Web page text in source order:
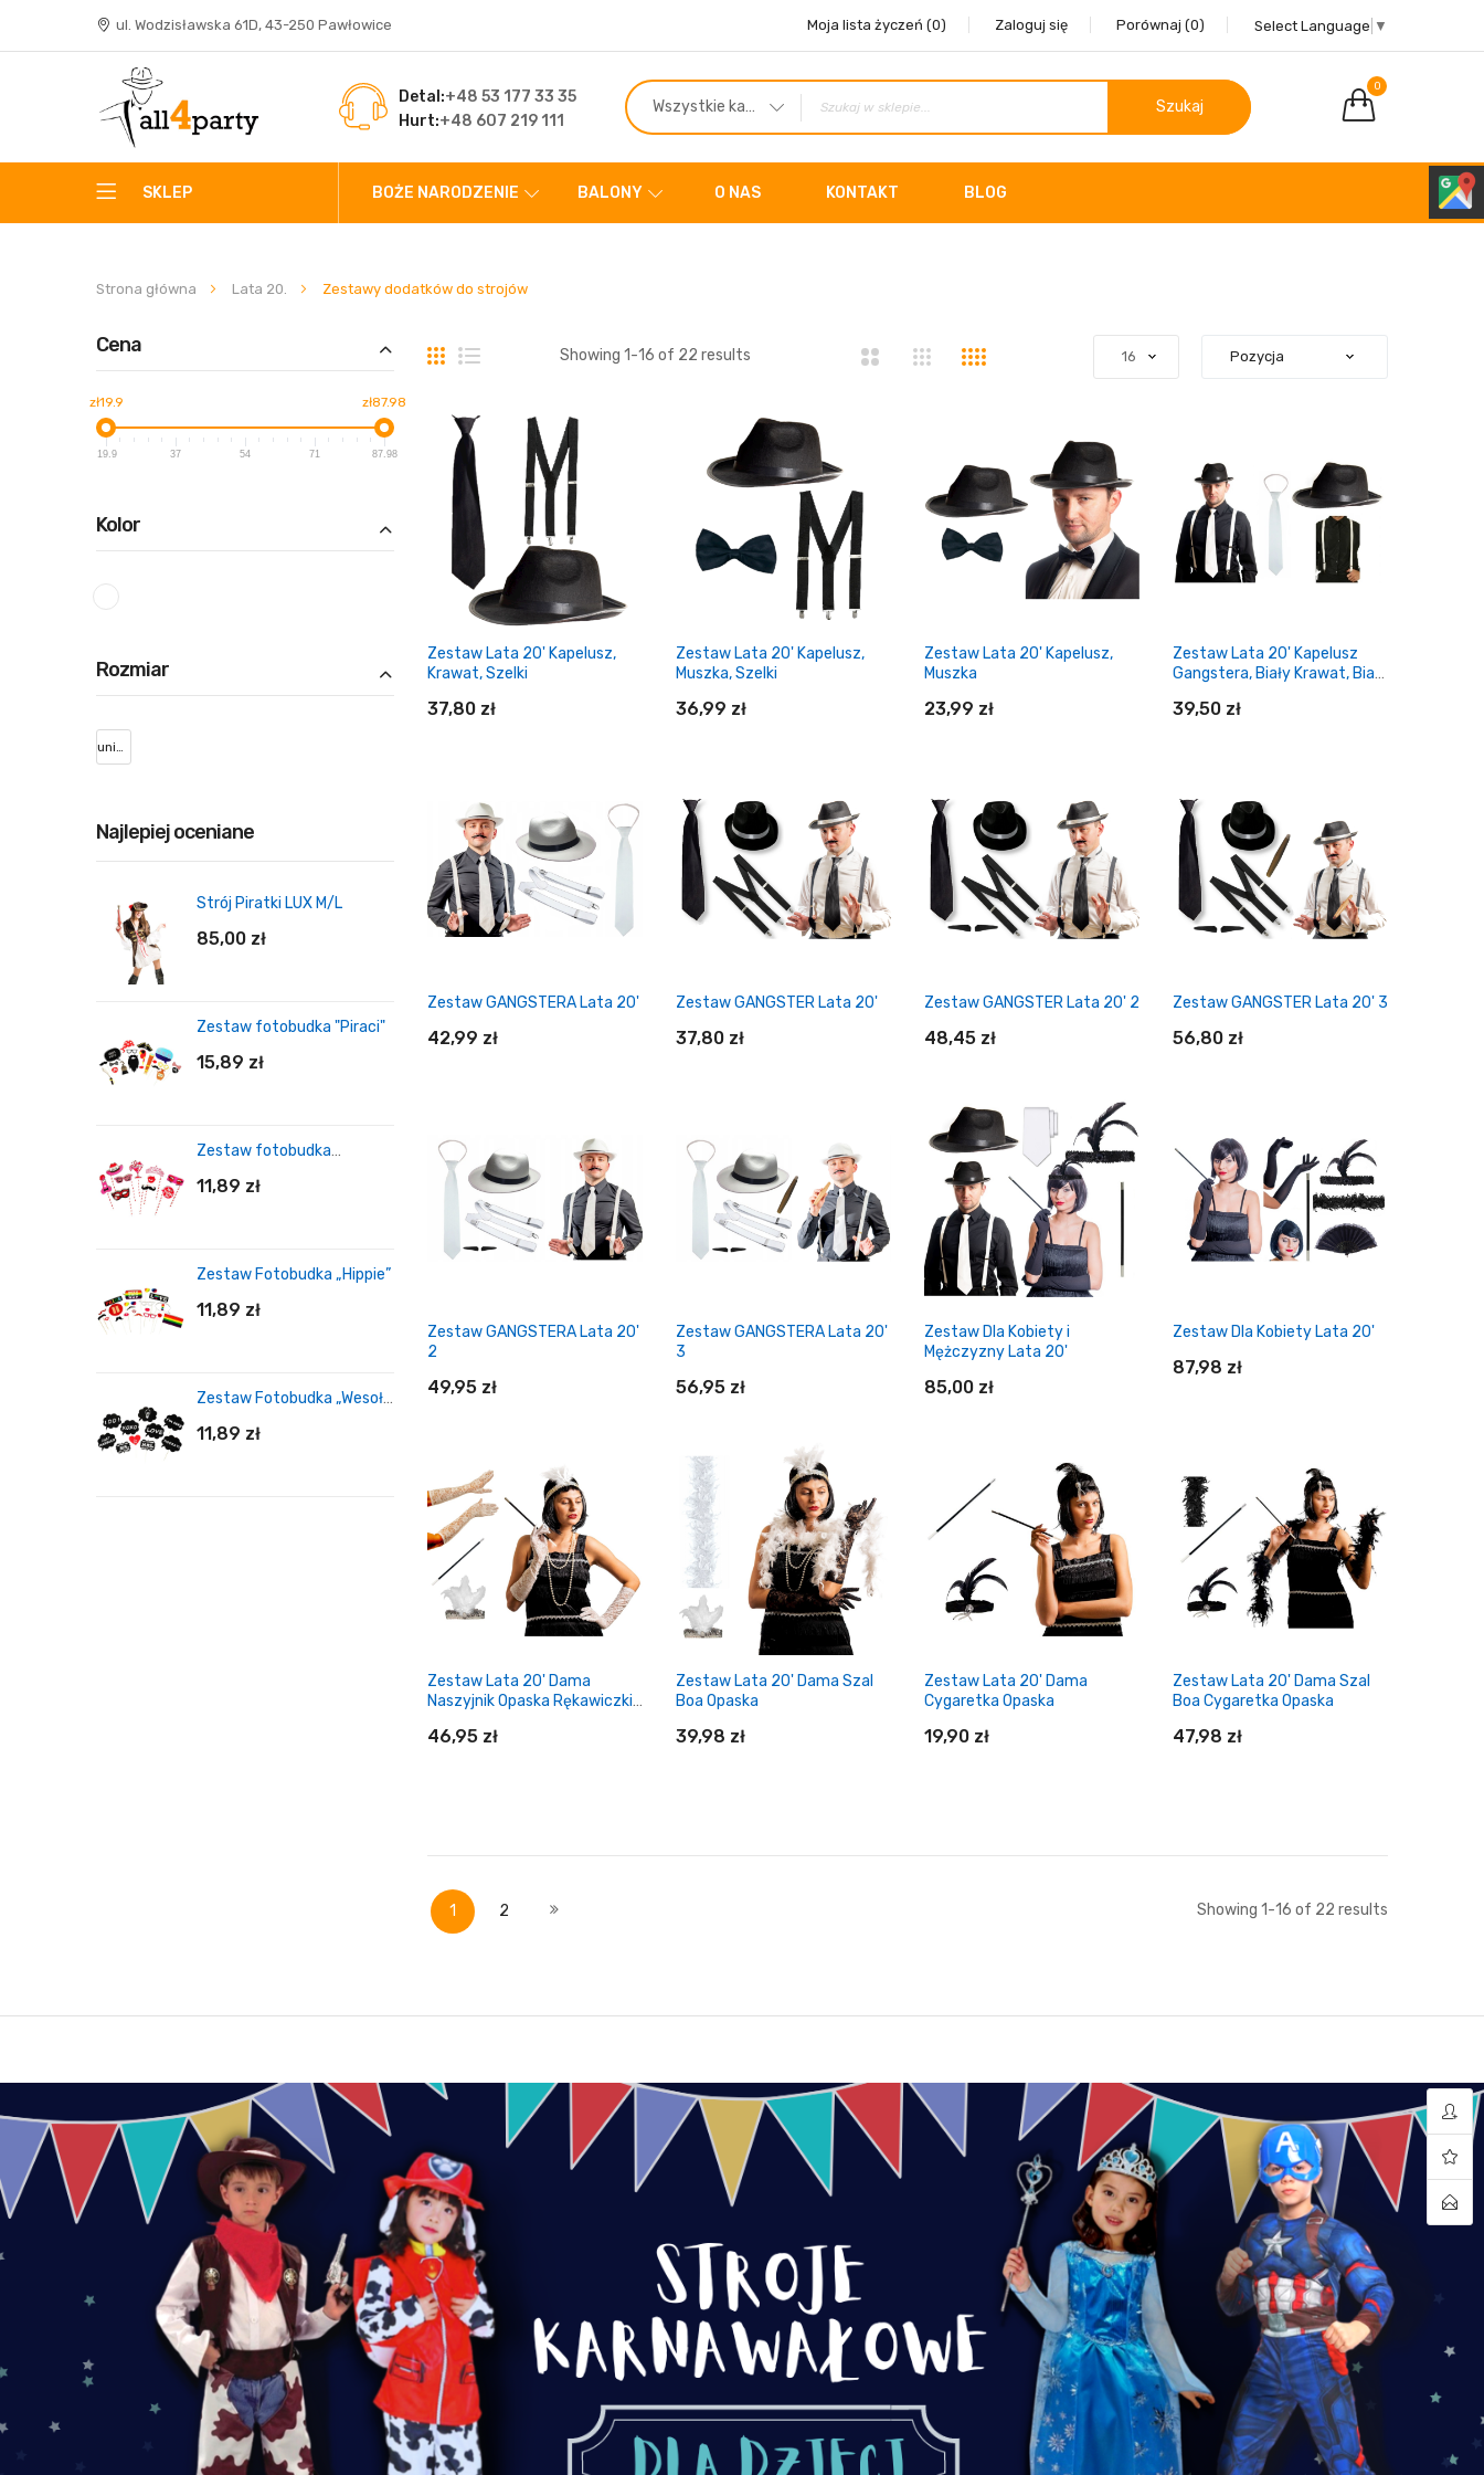
ul. Wodzisławska 61D, 43-250 Pawłowice Moja lista życzeń (0) Zaloguj się Porównaj (0) Select Language ▼
0
Wszystkie kategorie Szukaj
Detal:+48 53 177 33 35
Hurt:+48 607 219 111
SKLEP BOŻE NARODZENIE BALONY O NAS KONTAKT BLOG
Strona główna Lata 20. Zestawy dodatków do strojów
Cena
zł19.9 zł87.98
19.9 37 54 71 87.98
Kolor
Rozmiar
uniwersalny
Najlepiej oceniane
Strój Piratki LUX M/L
85,00 zł
Zestaw fotobudka "Piraci"
15,89 zł
Zestaw fotobudka
11,89 zł
Zestaw Fotobudka „Hippie”
11,89 zł
Zestaw Fotobudka „Wesołe
11,89 zł
Zestaw Fotobudka
„Lśniące wąsy”
11,89 zł
Strój Pani Rajdowiec XS/S
Czapka Mikołaja ECO
1,98 zł
Strój Wampir S/M
Opaska indiańska
8,38 zł
Maska Protestu – Vendetta
Strój Kobieta Kot /
Rajdowiec S/M
79,00 zł
Peruka Super Peggy
Siatka Showing 1-16 of 22 results
Dodaj do koszyka
Zestaw Lata 20' Kapelusz,
Krawat, Szelki
37,80 zł
Dodaj do koszyka
Zestaw Lata 20' Kapelusz,
Muszka, Szelki
36,99 zł
Dodaj do koszyka
Zestaw Lata 20' Kapelusz,
Muszka
23,99 zł
Dodaj do koszyka
Zestaw Lata 20' Kapelusz
Gangstera, Biały Krawat, Białe
39,50 zł
Dodaj do koszyka
Zestaw GANGSTERA Lata 20'
42,99 zł
Dodaj do koszyka
Zestaw GANGSTER Lata 20'
37,80 zł
Dodaj do koszyka
Zestaw GANGSTER Lata 20' 2
48,45 zł
Dodaj do koszyka
Zestaw GANGSTER Lata 20' 3
56,80 zł
Dodaj do koszyka
Zestaw GANGSTERA Lata 20'
2
49,95 zł
Dodaj do koszyka
Zestaw GANGSTERA Lata 20'
3
56,95 zł
Dodaj do koszyka
Zestaw Dla Kobiety i
Mężczyzny Lata 20'
85,00 zł
Dodaj do koszyka
Zestaw Dla Kobiety Lata 20'
87,98 zł
Zestaw Lata 20' Dama
Naszyjnik Opaska Rękawiczki
46,95 zł
Zestaw Lata 20' Dama Szal
Boa Opaska
39,98 zł
Zestaw Lata 20' Dama
Cygaretka Opaska
19,90 zł
Zestaw Lata 20' Dama Szal
Boa Cygaretka Opaska
47,98 zł
Strona
Aktualnie czytasz stronę
1 2 Następne Showing 1-16 of 22 results